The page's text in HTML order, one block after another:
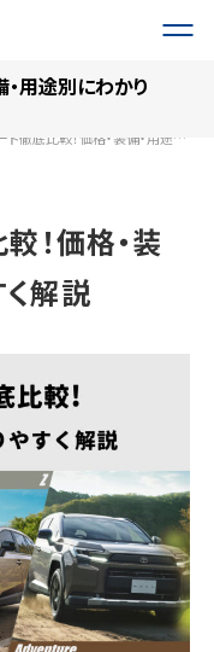
用途別にわかり
RAV4のグレード徹底比較！価格・装備・用途別にわかりやすく解説
！価格・装
解説